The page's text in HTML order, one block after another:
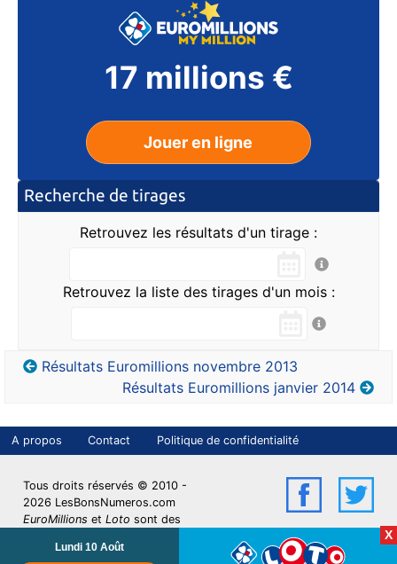
17 millions €
Jouer en ligne
Recherche de tirages
Retrouvez les résultats d'un tirage :
Retrouvez la liste des tirages d'un mois :
Résultats Euromillions novembre 2013
Résultats Euromillions janvier 2014
A propos Contact Politique de confidentialité
Tous droits réservés © 2010 -
2026 LesBonsNumeros.com
EuroMillions et Loto sont des
Française des Jeux
LBN sur
X
Lundi 10 Août